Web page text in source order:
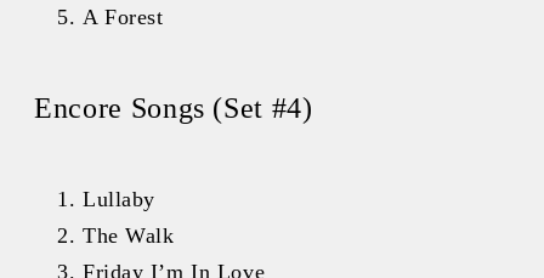
A Forest
Encore Songs (Set #4)
Lullaby
The Walk
Friday I’m In Love